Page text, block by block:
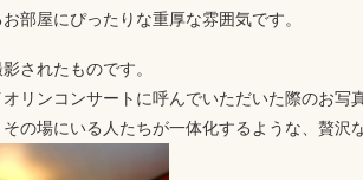
部屋にぴったりな重厚な雰囲気です。
されたものです。
リンコンサートに呼んでいただいた際のお写
の場にいる人たちが一体化するような、贅沢